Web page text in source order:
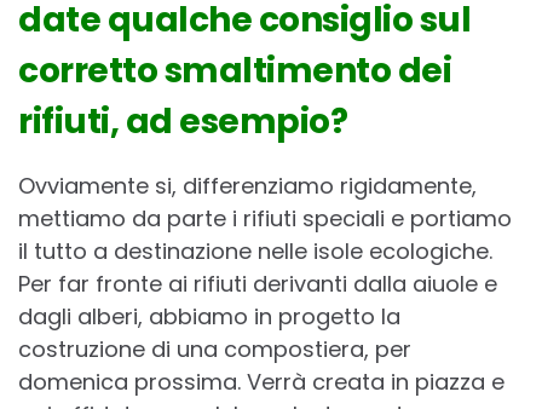
date qualche consiglio sul
corretto smaltimento dei
rifiuti, ad esempio?
Ovviamente si, differenziamo rigidamente,
mettiamo da parte i rifiuti speciali e portiamo
il tutto a destinazione nelle isole ecologiche.
Per far fronte ai rifiuti derivanti dalla aiuole e
dagli alberi, abbiamo in progetto la
costruzione di una compostiera, per
domenica prossima. Verrà creata in piazza e